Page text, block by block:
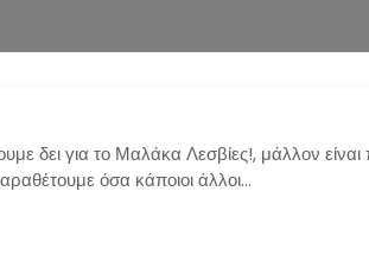
δει για το Μαλάκα Λεσβίες!, μάλλον είναι
όσα κάποιοι άλλοι…